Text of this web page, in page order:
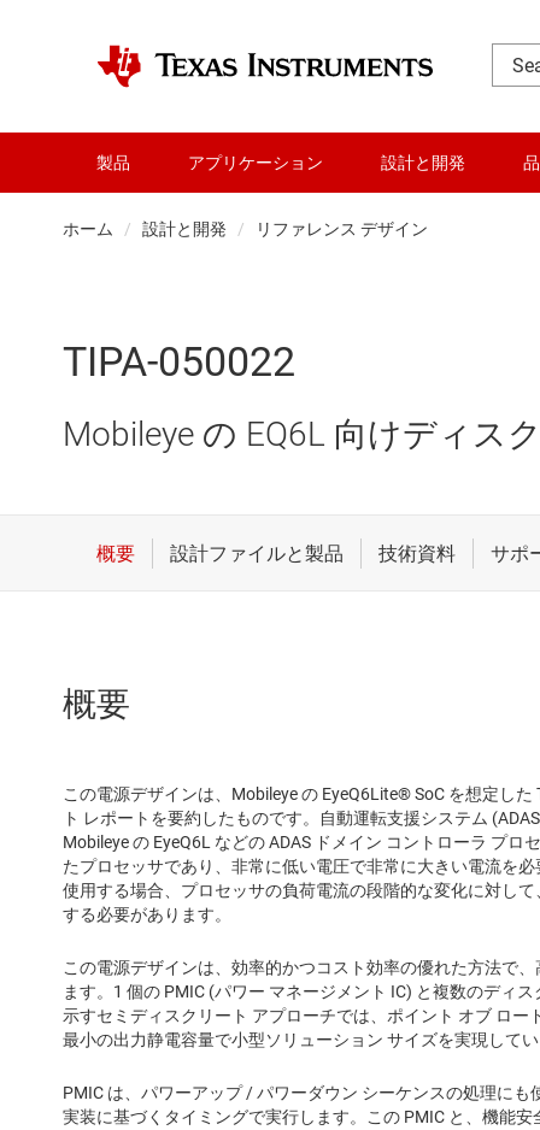
製品 アプリケーション 設計と開発
ホーム 設計と開発 リファレンス デザイン
TIPA-050022
Mobileye の EQ6L 向けディス
概要
この電源デザインは、Mobileye の EyeQ6Lite® SoC を想定し
ト レポートを要約したものです。自動運転支援システム
Mobileye の EyeQ6L などの ADAS ドメイン コントローラ プ
たプロセッサであり、非常に低い電圧で非常に大きい電流を
使用する場合、プロセッサの負荷電流の段階的な変化に対し
する必要があります。
この電源デザインは、効率的かつコスト効率の優れた方法で
ます。1 個の PMIC (パワー マネージメント IC) と複数のディ
示すセミディスクリート アプローチでは、ポイント オブ ロー
最小の出力静電容量で小型ソリューション サイズを実現してい
PMIC は、パワーアップ / パワーダウン シーケンスの処理に
実装に基づくタイミングで実行します。この PMIC と、機能